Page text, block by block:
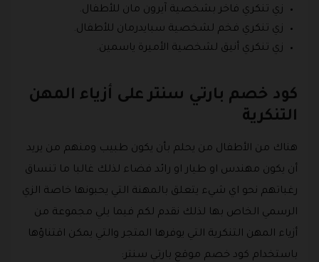
زي تنكري فاخر بشخصية آيرون مان للأطفال.
زي تنكري فخم لشخصية سبايدرمان للأطفال.
زي تنكري أنيق لشخصية الأميرة ياسمين.
كود خصم بارتي سنتر على أزياء المهن
التنكرية
هناك من الأطفال من يحلم بأن يكون طبيب ومنهم من يريد
أن يكون مهندس او طيار او رائد فضاء لذلك غالبا ما تنساق
رغباتهم نحو اي شيء يتعلق بالمهنة التي يحبونها خاصة الزي
الرسمي الخاص بها لذلك نقدم لكم فيما يلي مجموعة من
أزياء المهن التنكرية التي يوفرها المتجر والتي يمكن اقتناؤها
باستخدام كود خصم موقع بارتي سنتر: